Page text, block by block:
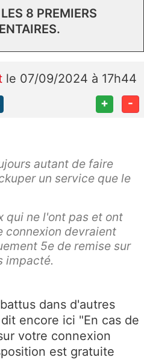
8 PREMIERS
le 07/09/2024 à 17h44
+ -
autant de faire
un service que le
qui ne l'ont pas et ont
connexion devraient
5e de remise sur
impacté.
dans d'autres
encore ici "En cas de
votre connexion
est gratuite